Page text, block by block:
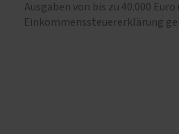
Ausgaben von bis zu 40.000
Einkommenssteuererklärung